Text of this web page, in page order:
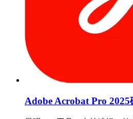
Adobe Acrobat Pro 2025